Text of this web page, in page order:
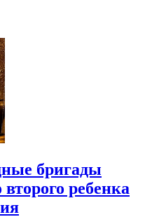
бригады
ребенка